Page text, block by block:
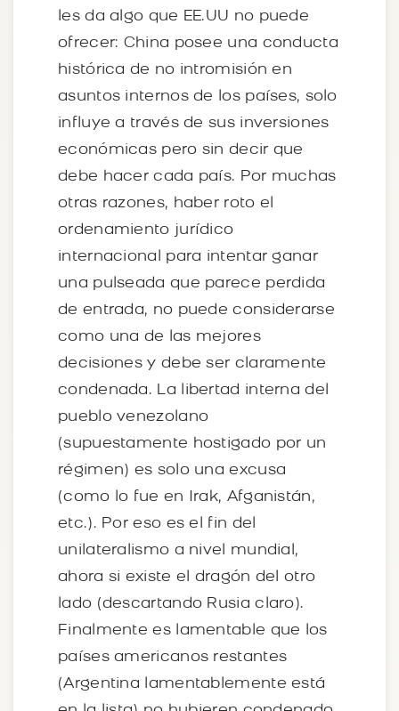
les da algo que EE.UU no puede
ofrecer: China posee una conducta
histórica de no intromisión en
asuntos internos de los países, solo
influye a través de sus inversiones
económicas pero sin decir que
debe hacer cada país. Por muchas
otras razones, haber roto el
ordenamiento jurídico
internacional para intentar ganar
una pulseada que parece perdida
de entrada, no puede considerarse
como una de las mejores
decisiones y debe ser claramente
condenada. La libertad interna del
pueblo venezolano
(supuestamente hostigado por un
régimen) es solo una excusa
(como lo fue en Irak, Afganistán,
etc.). Por eso es el fin del
unilateralismo a nivel mundial,
ahora si existe el dragón del otro
lado (descartando Rusia claro).
Finalmente es lamentable que los
países americanos restantes
(Argentina lamentablemente está